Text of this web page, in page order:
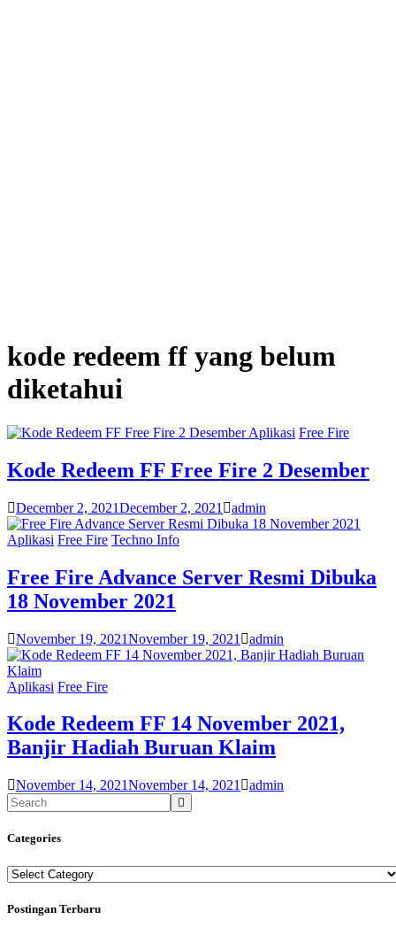
kode redeem ff yang belum
diketahui
Aplikasi Free Fire
Kode Redeem FF Free Fire 2 Desember
December 2, 2021December 2, 2021 admin
Aplikasi Free Fire Techno Info
Free Fire Advance Server Resmi Dibuka
18 November 2021
November 19, 2021November 19, 2021 admin
Aplikasi Free Fire
Kode Redeem FF 14 November 2021,
Banjir Hadiah Buruan Klaim
November 14, 2021November 14, 2021 admin
Categories
Categories
Postingan Terbaru